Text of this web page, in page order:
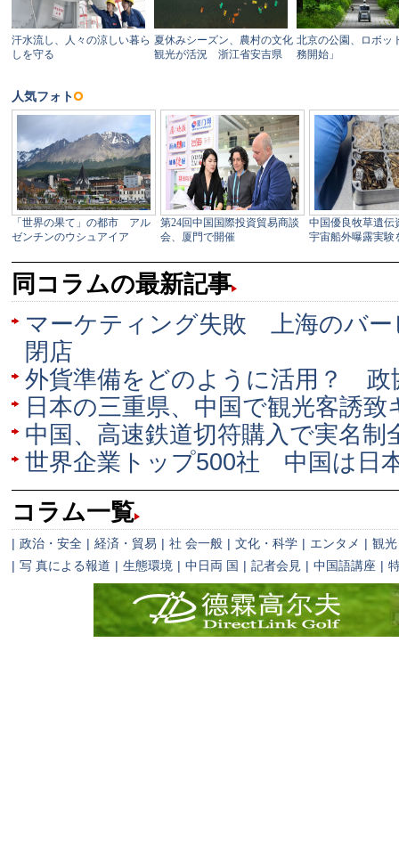
同コラムの最新記事
マーケティング失敗 上海のバー
閉店
外貨準備をどのように活用？ 政
日本の三重県、中国で観光客誘
中国、高速鉄道切符購入で実名制
世界企業トップ500社 中国は日
コラム一覧
| 政治・安全 | 経済・貿易 | 社 会一般 | 文化・科学 | エンタメ | 観光
| 写 真による報道 | 生態環境 | 中日両 国 | 記者会見 | 中国語講座 |